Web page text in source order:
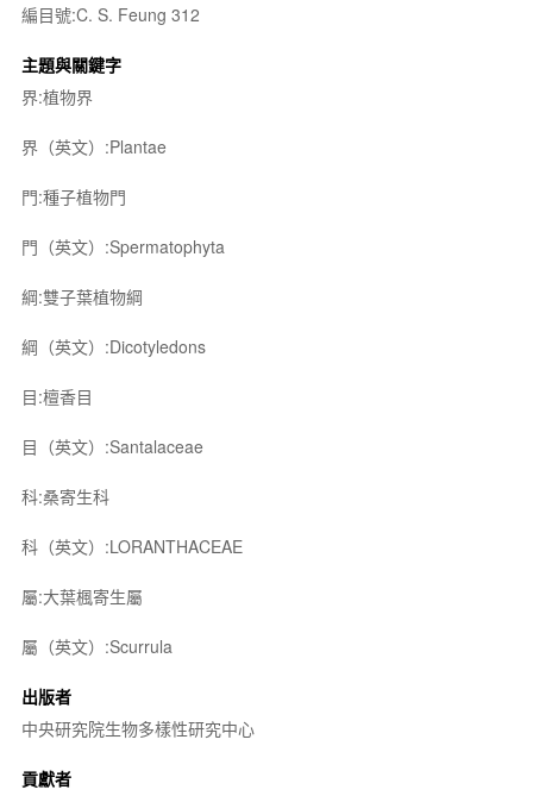
編目號:C. S. Feung 312
主題與關鍵字
界:植物界
界（英文）:Plantae
門:種子植物門
門（英文）:Spermatophyta
綱:雙子葉植物綱
綱（英文）:Dicotyledons
目:檀香目
目（英文）:Santalaceae
科:桑寄生科
科（英文）:LORANTHACEAE
屬:大葉楓寄生屬
屬（英文）:Scurrula
出版者
中央研究院生物多樣性研究中心
貢獻者